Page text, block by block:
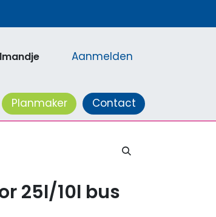
Aanmelden
Planmaker Contact
25l/10l bus